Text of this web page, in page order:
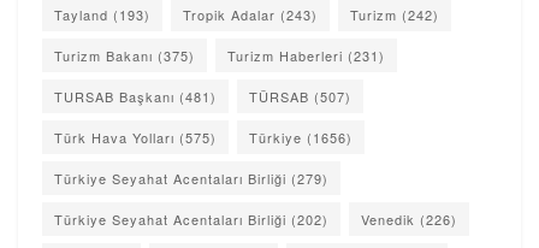
Tayland (193) Tropik Adalar (243) Turizm (242)
Turizm Bakanı (375) Turizm Haberleri (231)
TURSAB Başkanı (481) TÜRSAB (507)
Türk Hava Yolları (575) Türkiye (1656)
Türkiye Seyahat Acentaları Birliği (279)
Türkiye Seyahat Acentaları Birliği (202) Venedik (226)